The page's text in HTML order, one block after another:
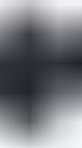
оборудования